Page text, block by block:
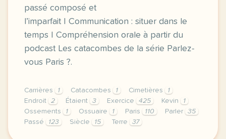
passé composé et
l’imparfait | Communication : situer dans le
temps | Compréhension orale à partir du
podcast Les catacombes de la série Parlez-
vous Paris ?.
Carrières 1 Catacombes 1 Cimetières
1
Endroit
2 Étaient 3 Exercice 425 Kevin
1
Ossements
1 Ossuaire 1 Paris 110 Parler
35
Passé
123 Siècle 15 Terre 37
exercice b1 les catacombes parler d un lieu et